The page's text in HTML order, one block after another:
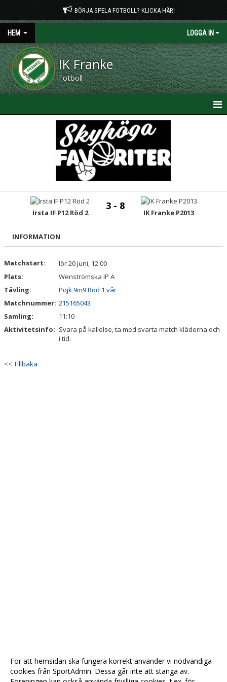
BÖRJA SPELA FOTBOLL? KLICKA HÄR!
HEM LOGGA IN
IK Franke
Fotboll
PLANTIDER
KALENDER
DOKUMENT
VÅRA LAG/TRÄNARE
MATCHER
Irsta IF P12 Röd 2
3 - 8
IK Franke P2013
INFORMATION
Matchstart:
lör 20 juni, 12:00
Plats:
Wenströmska IP A
Tävling:
Pojk 9m9 Röd 1 vår
Matchnummer: 215165043
Samling:
11:10
Aktivitetsinfo: Svara på kallelse, ta med svarta match kläderna och
i tid.
<< Tillbaka
För att hemsidan ska fungera korrekt använder vi nödvändiga
cookies från SportAdmin. Dessa går inte att stänga av.